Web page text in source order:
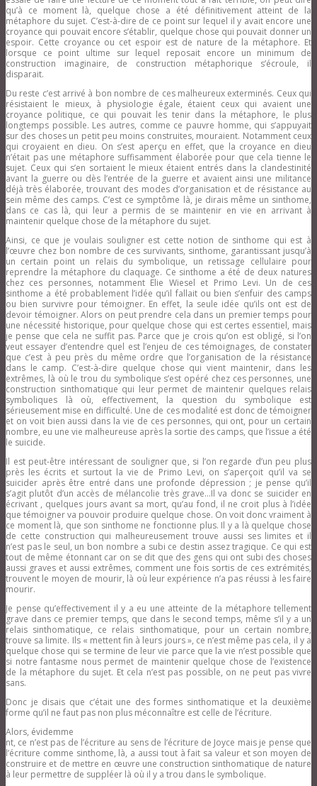
qu’à ce moment là, quelque chose a été définitivement atteint de la
métaphore du sujet. C’est-à-dire de ce point sur lequel il y avait encore une
croyance qui pouvait encore s’établir, quelque chose qui pouvait donner un
espoir. Cette croyance ou cet espoir est de nature de la métaphore. Et
lorsque ce point ultime sur lequel reposait encore un minimum de
construction imaginaire, de construction métaphorique s’écroule, il
disparait.
Du reste c’est arrivé à bon nombre de ces malheureux exterminés. Ceux qui
résistaient le mieux, à physiologie égale, étaient ceux qui avaient une
croyance politique, ce qui pouvait les tenir dans la métaphore, le plus
longtemps possible. Les autres, comme ce pauvre homme, qui s’appuyait
sur des choses un petit peu moins construites, mouraient. Notamment ceux
qui croyaient en dieu. On s’est aperçu en effet, que la croyance en dieu
n’était pas une métaphore suffisamment élaborée pour que cela tienne le
sujet. Ceux qui s’en sortaient le mieux étaient entrés dans la clandestinité
avant la guerre ou dès l’entrée de la guerre et avaient ainsi une militance
déjà très élaborée, trouvant des modes d’organisation et de résistance au
sein même des camps. C’est ce symptôme là, je dirais même un sinthome,
dans ce cas là, qui leur a permis de se maintenir en vie en arrivant à
maintenir quelque chose de la métaphore du sujet.
Ainsi, ce que je voulais souligner est cette notion de sinthome qui est à
l’œuvre chez bon nombre de ces survivants, sinthome, garantissant jusqu’à
un certain point un relais du symbolique, un retissage cellulaire pour
reprendre la métaphore du claquage. Ce sinthome a été de deux natures
chez ces personnes, notamment Elie Wiesel et Primo Levi. Un de ces
sinthome a été probablement l’idée qu’il fallait ou bien s’enfuir des camps
ou bien survivre pour témoigner. En effet, la seule idée qu’ils ont est de
devoir témoigner. Alors on peut prendre cela dans un premier temps pour
une nécessité historique, pour quelque chose qui est certes essentiel, mais
je pense que cela ne suffit pas. Parce que je crois qu’on est obligé, si l’on
veut essayer d’entendre quel est l’enjeu de ces témoignages, de constater
que c’est à peu près du même ordre que l’organisation de la résistance
dans le camp. C’est-à-dire quelque chose qui vient maintenir, dans les
extrêmes, là où le trou du symbolique s’est opéré chez ces personnes, une
construction sinthomatique qui leur permet de maintenir quelques relais
symboliques là où, effectivement, la question du symbolique est
sérieusement mise en difficulté. Une de ces modalité est donc de témoigner
et on voit bien aussi dans la vie de ces personnes, qui ont, pour un certain
nombre, eu une vie malheureuse après la sortie des camps, que l’issue a été
le suicide.
Il est peut-être intéressant de souligner que, si l’on regarde d’un peu plus
près les écrits et surtout la vie de Primo Levi, on s’aperçoit qu’il va se
suicider après être entré dans une profonde dépression ; je pense qu’il
s’agit plutôt d’un accès de mélancolie très grave…Il va donc se suicider en
écrivant , quelques jours avant sa mort, qu’au fond, il ne croit plus à l’idée
que témoigner va pouvoir produire quelque chose. On voit donc vraiment à
ce moment là, que son sinthome ne fonctionne plus. Il y a là quelque chose
de cette construction qui malheureusement trouve aussi ses limites et il
n’est pas le seul, un bon nombre a subi ce destin assez tragique. Ce qui est
tout de même étonnant car on se dit que des gens qui ont subi des choses
aussi graves et aussi extrêmes, comment une fois sortis de ces extrémités,
trouvent le moyen de mourir, là où leur expérience n’a pas réussi à les faire
mourir.
Je pense qu’effectivement il y a eu une atteinte de la métaphore tellement
grave dans ce premier temps, que dans le second temps, même s’il y a un
relais sinthomatique, ce relais sinthomatique, pour un certain nombre,
trouve sa limite. Ils « mettent fin à leurs jours », ce n’est même pas cela, il y a
quelque chose qui se termine de leur vie parce que la vie n’est possible que
si notre fantasme nous permet de maintenir quelque chose de l’existence
de la métaphore du sujet. Et cela n’est pas possible, on ne peut pas vivre
sans.
Donc je disais que c’était une des formes sinthomatique et la deuxième
forme qu’il ne faut pas non plus méconnaître est celle de l’écriture.
Alors, évidemme
nt, ce n’est pas de l’écriture au sens de l’écriture de Joyce mais je pense que
l’écriture comme sinthome, là, a aussi tout à fait sa valeur et son moyen de
construire et de mettre en œuvre une construction sinthomatique de nature
à leur permettre de suppléer là où il y a trou dans le symbolique.